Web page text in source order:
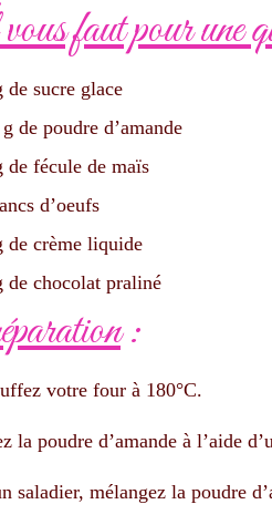
faut pour une
de sucre glace
de poudre d’amande
de fécule de maïs
d’oeufs
de crème liquide
de chocolat praliné
:
votre four à 180°C.
la poudre d’amande à l’aide
saladier, mélangez la poudre